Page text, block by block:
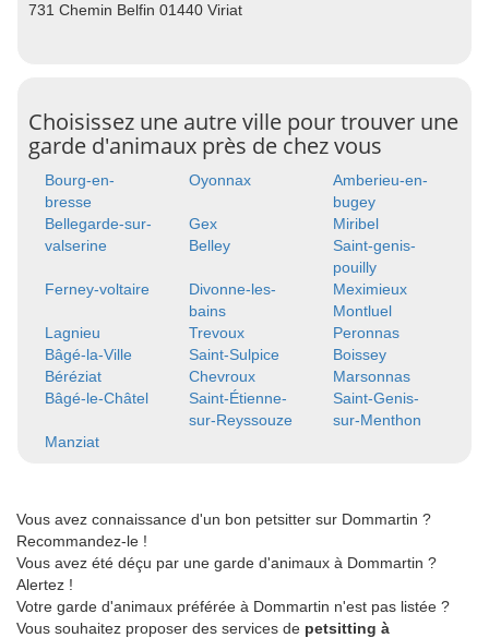
731 Chemin Belfin 01440 Viriat
Choisissez une autre ville pour trouver une
garde d'animaux près de chez vous
Bourg-en-
bresse
Oyonnax
Amberieu-en-
bugey
Bellegarde-sur-
valserine
Gex
Miribel
Belley
Saint-genis-
pouilly
Ferney-voltaire
Divonne-les-
bains
Meximieux
Montluel
Lagnieu
Trevoux
Peronnas
Bâgé-la-Ville
Saint-Sulpice
Boissey
Béréziat
Chevroux
Marsonnas
Bâgé-le-Châtel
Saint-Étienne-
sur-Reyssouze
Saint-Genis-
sur-Menthon
Manziat
Vous avez connaissance d'un bon petsitter sur Dommartin ?
Recommandez-le !
Vous avez été déçu par une garde d'animaux à Dommartin ?
Alertez !
Votre garde d'animaux préférée à Dommartin n'est pas listée ?
Vous souhaitez proposer des services de petsitting à